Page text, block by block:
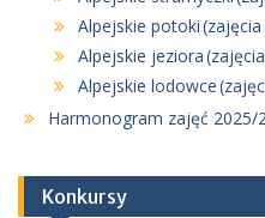
Alpejskie potoki (zajęcia
Alpejskie jeziora
Alpejskie lodowce
Harmonogram zajęć 2025/
Konkursy